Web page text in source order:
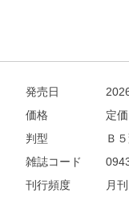
発売日
価格
定価
判型
Ｂ
雑誌コード
刊行頻度
月刊